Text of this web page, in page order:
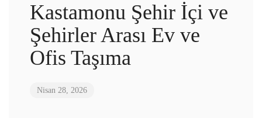
Kastamonu Şehir İçi ve
Şehirler Arası Ev ve
Ofis Taşıma
Nisan 28, 2026